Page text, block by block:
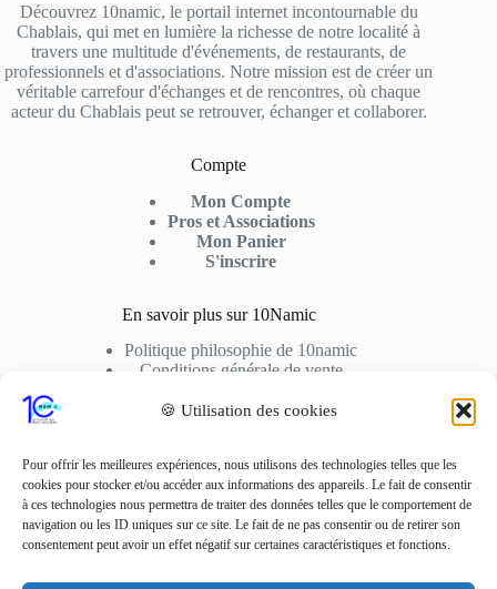
🍪 Utilisation des cookies
Pour offrir les meilleures expériences, nous utilisons des technologies telles que les
cookies pour stocker et/ou accéder aux informations des appareils. Le fait de consentir
à ces technologies nous permettra de traiter des données telles que le comportement de
navigation ou les ID uniques sur ce site. Le fait de ne pas consentir ou de retirer son
consentement peut avoir un effet négatif sur certaines caractéristiques et fonctions.
Découvrez 10namic, le portail internet incontournable du
Chablais, qui met en lumière la richesse de notre localité à
travers une multitude d'événements, de restaurants, de
professionnels et d'associations. Notre mission est de créer un
véritable carrefour d'échanges et de rencontres, où chaque
acteur du Chablais peut se retrouver, échanger et collaborer.
Compte
Mon Compte
Pros et Associations
Mon Panier
S'inscrire
En savoir plus sur 10Namic
Politique philosophie de 10namic
Conditions générale de vente
Cookies
Nous Contactez
Adresse: 10fusio – 74500 PUBLIER
Contact: +33 6 01 62 51 02